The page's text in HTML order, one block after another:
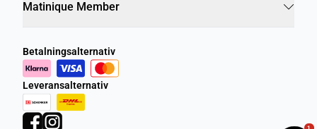
Matinique Member
Betalningsalternativ
Leveransalternativ
1